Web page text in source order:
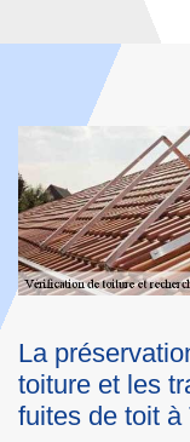
Devis
Votre toit